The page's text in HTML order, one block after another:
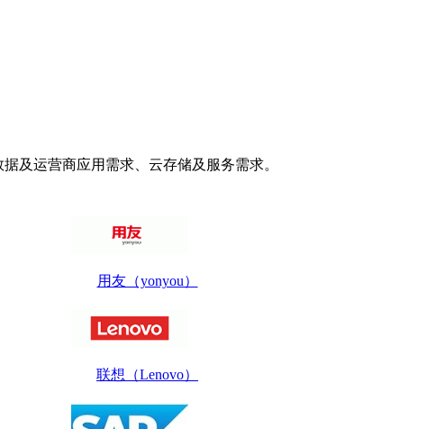
及运营商应用需求、云存储及服务需求。
用友（yonyou）
联想（Lenovo）